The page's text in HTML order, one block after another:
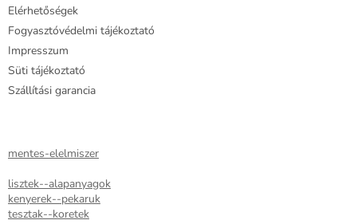
Elérhetőségek
Fogyasztóvédelmi tájékoztató
Impresszum
Süti tájékoztató
Szállítási garancia
mentes-elelmiszer
lisztek--alapanyagok
kenyerek--pekaruk
tesztak--koretek